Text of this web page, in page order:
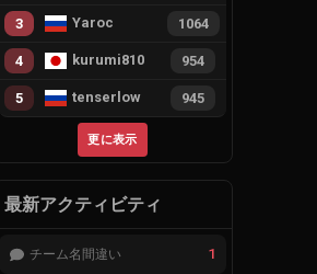
3 Yaroc 1064
4 kurumi810 954
5 tenserlow 945
更に表示
最新アクティビティ
チーム名間違い 1